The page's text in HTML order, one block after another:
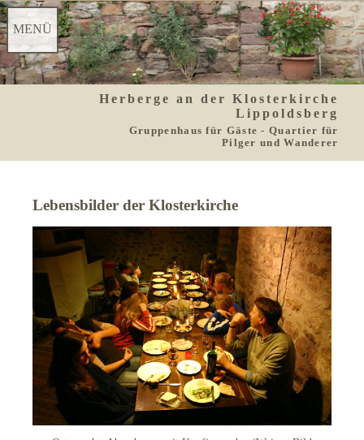
MENÜ
Konzept
Ausstattung Bilder
Seminare
Buchen Gästebuch
Kontakt Datenschutz
Geschichte Umgebung
Pilgerwege Anrufen
Herberge an der Klosterkirche
Lippoldsberg
Gruppenhaus für Gäste - Quartier für
Pilger und Wanderer
Lebensbilder der Klosterkirche